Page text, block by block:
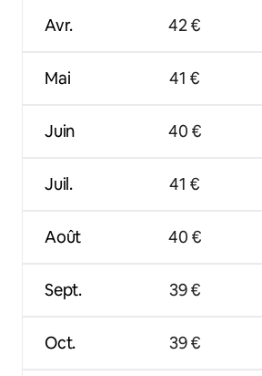
Avr.
Mai
Juin
Juil.
Août
Sept.
Oct.
42 €
41 €
40 €
41 €
40 €
39 €
39 €